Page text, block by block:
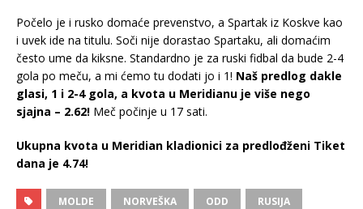
Počelo je i rusko domaće prevenstvo, a Spartak iz Koskve kao
i uvek ide na titulu. Soči nije dorastao Spartaku, ali domaćim
često ume da kiksne. Standardno je za ruski fidbal da bude 2-4
gola po meču, a mi ćemo tu dodati jo i 1! Naš predlog dakle
glasi, 1 i 2-4 gola, a kvota u Meridianu je više nego
sjajna – 2.62! Meč počinje u 17 sati.
Ukupna kvota u Meridian kladionici za predlođženi Tiket
dana je 4.74!
MOLDE NORVEŠKA ODD RUSIJA